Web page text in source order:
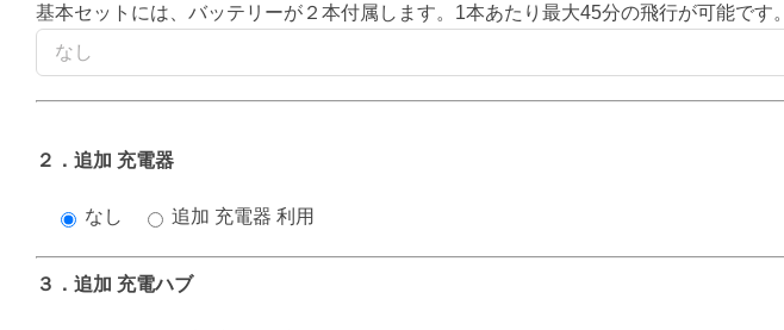
基本セットには、バッテリーが２本付属します。1本あたり最大45分の飛行が可能です。
２．追加 充電器
なし 追加 充電器 利用
３．追加 充電ハブ